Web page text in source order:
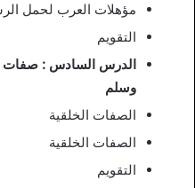
مؤهلات العرب لحمل
التقويم
الدرس السادس : صفات
وسلم
الصفات الخلقية
الصفات الخلقية
التقويم